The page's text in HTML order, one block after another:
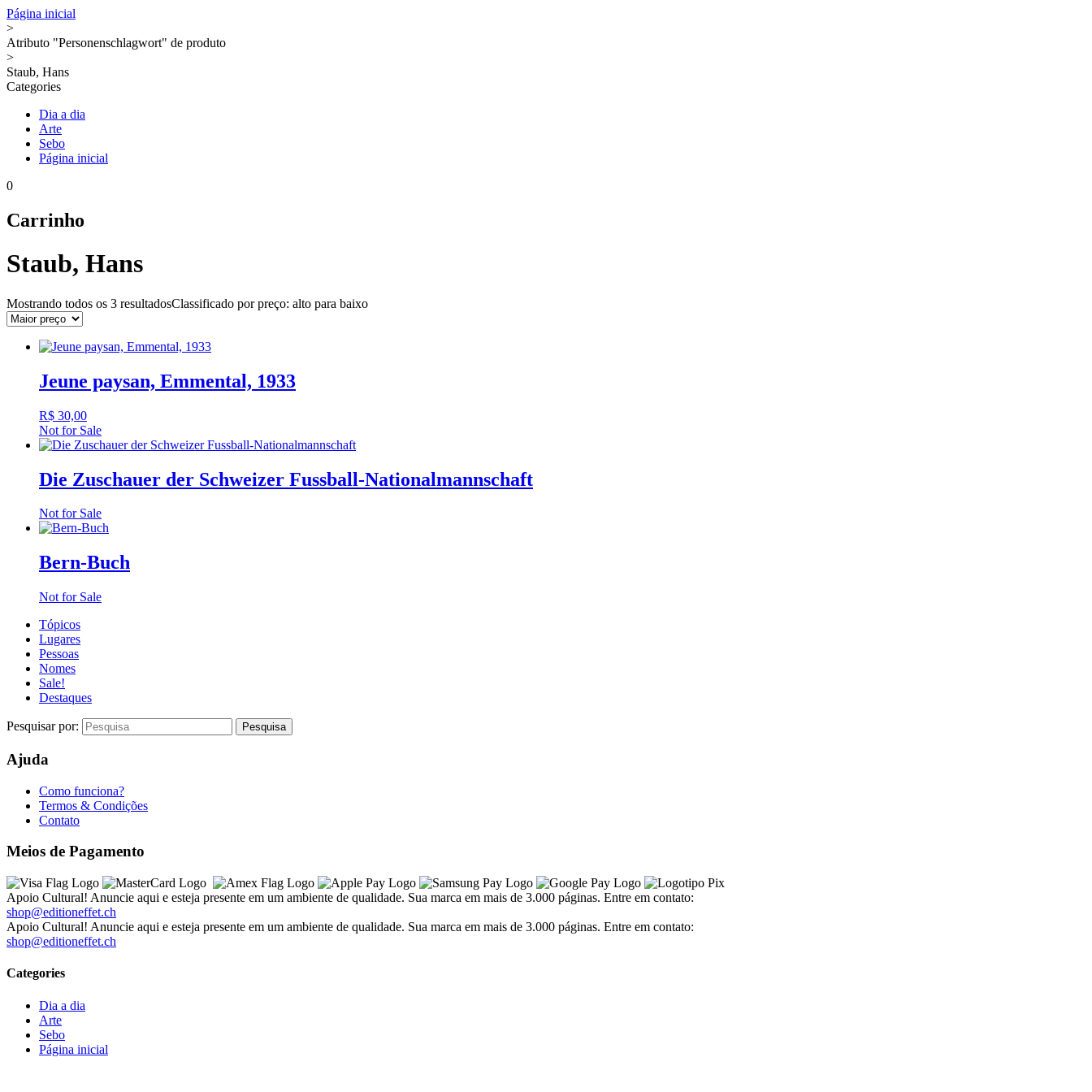
Página inicial
>
Atributo "Personenschlagwort" de produto
>
Staub, Hans
Categories
Dia a dia
Arte
Sebo
Página inicial
0
Carrinho
Staub, Hans
Mostrando todos os 3 resultadosClassificado por preço: alto para baixo
Jeune paysan, Emmental, 1933
R$ 30,00
Not for Sale
Die Zuschauer der Schweizer Fussball-Nationalmannschaft
Not for Sale
Bern-Buch
Not for Sale
Tópicos
Lugares
Pessoas
Nomes
Sale!
Destaques
Pesquisar por:
Ajuda
Como funciona?
Termos & Condições
Contato
Meios de Pagamento
Apoio Cultural! Anuncie aqui e esteja presente em um ambiente de qualidade. Sua marca em mais de 3.000 páginas. Entre em contato:
shop@editioneffet.ch
Apoio Cultural! Anuncie aqui e esteja presente em um ambiente de qualidade. Sua marca em mais de 3.000 páginas. Entre em contato:
shop@editioneffet.ch
Categories
Dia a dia
Arte
Sebo
Página inicial